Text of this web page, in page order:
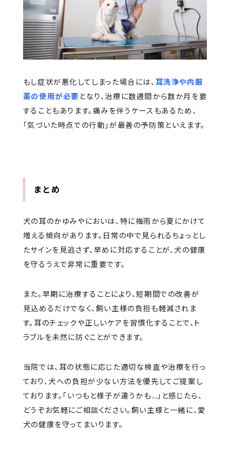
もし症状が悪化してしまった場合には、 耳洗浄や内服
薬の使用が必要 となり、治療に数週間から数か月を要
することもあります。痛みを伴うケースもあるため、
「気づいた時点での行動」が最善の予防策といえます。
まとめ
犬の耳のかゆみやにおいは、特に梅雨から夏にかけて
増える傾向があります。日常の中で見られるちょっとし
たサインを見逃さず、早めに対応することが、犬の健康
を守るうえで非常に重要です。
また。早期に治療することにより、短期間での改善が
見込めるだけでなく、飼い主様の負担も軽減されま
す。耳のチェックや正しいケアを習慣化することで、ト
ラブルを未然に防ぐことができます。
当院では、耳の状態に応じた適切な検査や治療を行っ
ており、犬への負担が少ない方法を優先してご提案し
ております。「いつもと様子が違うかも…」と感じたら、
どうぞお気軽にご相談ください。飼い主様と一緒に、愛
犬の健康を守ってまいります。